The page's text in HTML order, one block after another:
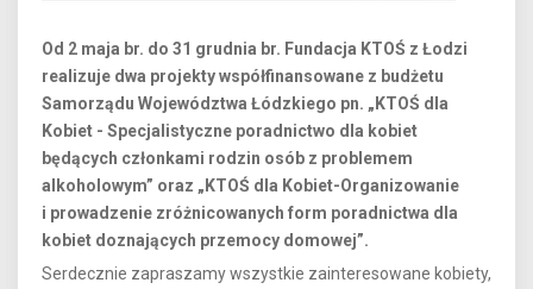
Od 2 maja br. do 31 grudnia br. Fundacja KTOŚ z Łodzi
realizuje dwa projekty współfinansowane z budżetu
Samorządu Województwa Łódzkiego pn. „KTOŚ dla
Kobiet - Specjalistyczne poradnictwo dla kobiet
będących członkami rodzin osób z problemem
alkoholowym” oraz „KTOŚ dla Kobiet-Organizowanie
i prowadzenie zróżnicowanych form poradnictwa dla
kobiet doznających przemocy domowej”.
Serdecznie zapraszamy wszystkie zainteresowane kobiety,